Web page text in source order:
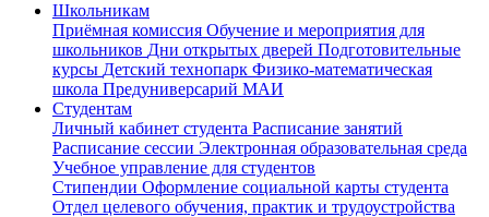
Школьникам
Приёмная комиссия Обучение и мероприятия для
школьников Дни открытых дверей Подготовительные
курсы Детский технопарк Физико-математическая
школа Предуниверсарий МАИ
Студентам
Личный кабинет студента Расписание занятий
Расписание сессии Электронная образовательная среда
Учебное управление для студентов
Стипендии Оформление социальной карты студента
Отдел целевого обучения, практик и трудоустройства